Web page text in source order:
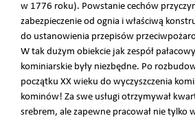
w 1776 roku). Powstanie cechów
zabezpieczenie od ognia i właściwą
do ustanowienia przepisów
W tak dużym obiekcie jak zespół
kominiarskie były niezbędne. Po
początku XX wieku do wyczyszczenia
kominów! Za swe usługi otrzymywał
srebrem, ale zapewne pracował nie tylko